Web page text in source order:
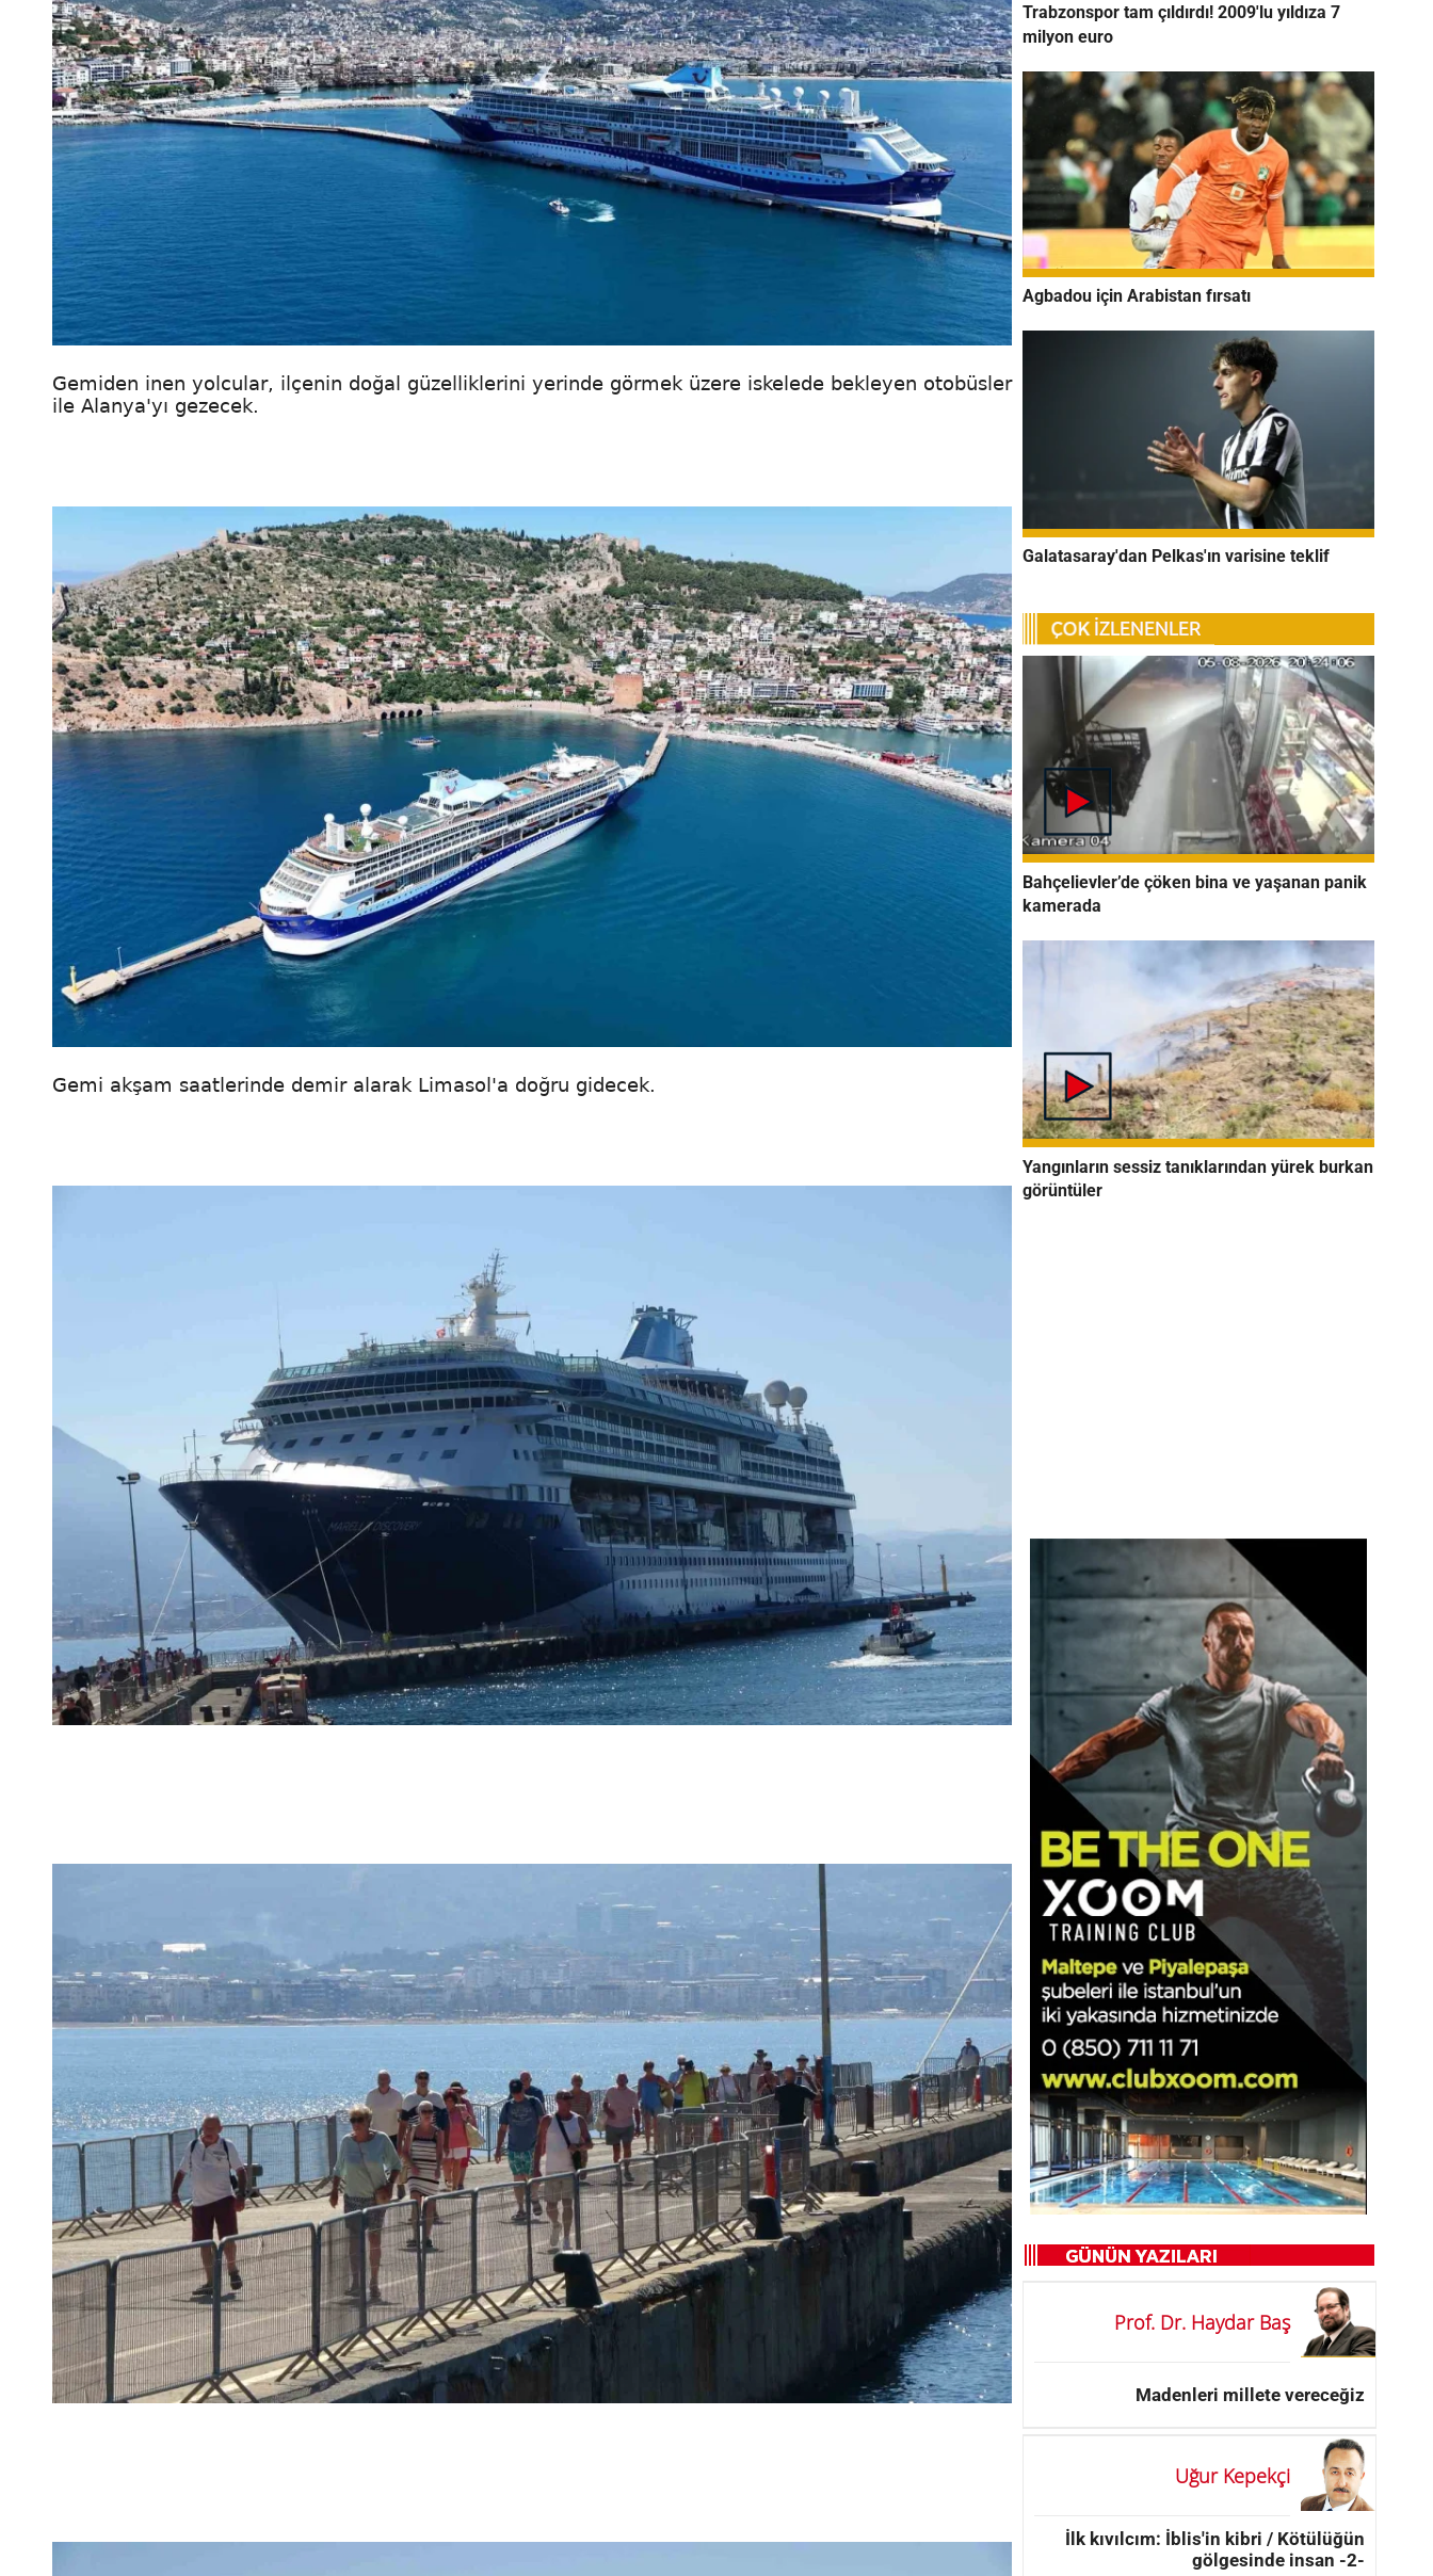
Gemiden inen yolcular, ilçenin doğal güzelliklerini yerinde görmek üzere iskelede bekleyen otobüsler
ile Alanya'yı gezecek.
Gemi akşam saatlerinde demir alarak Limasol'a doğru gidecek.
Trabzonspor tam çıldırdı! 2009'lu yıldıza 7
milyon euro
Agbadou için Arabistan fırsatı
Galatasaray'dan Pelkas'ın varisine teklif
Bahçelievler’de çöken bina ve yaşanan panik
kamerada
Yangınların sessiz tanıklarından yürek burkan
görüntüler
Prof. Dr. Haydar Baş
Madenleri millete vereceğiz
Uğur Kepekçi
İlk kıvılcım: İblis'in kibri / Kötülüğün
gölgesinde insan -2-